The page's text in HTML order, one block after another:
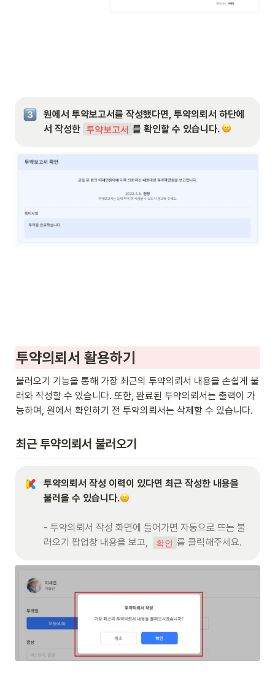
원에서 투약보고서를 작성했다면, 투약의뢰서 하단에
서 작성한
투약보고서 를 확인할 수 있습니다.
투약의뢰서 활용하기
불러오기 기능을 통해 가장 최근의 투약의뢰서 내용을 손쉽게 불
러와 작성할 수 있습니다. 또한, 완료된 투약의뢰서는 출력이 가
능하며, 원에서 확인하기 전 투약의뢰서는 삭제할 수 있습니다.
최근 투약의뢰서 불러오기
투약의뢰서 작성 이력이 있다면 최근 작성한 내용을
불러올 수 있습니다.
- 투약의뢰서 작성 화면에 들어가면 자동으로 뜨는 불
러오기 팝업창 내용을 보고,
확인 를 클릭해주세요.